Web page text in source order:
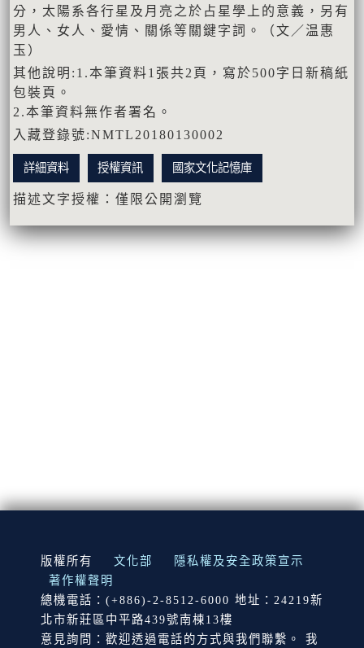
分，太陽系各行星及月亮之於占星學上的意義，另有
男人、女人、愛情、關係等關鍵字詞。（文／温惠
玉）
其他說明:1.本筆資料1張共2頁，寫於500字日新稿紙
包裝頁。
2.本筆資料無作者署名。
入藏登錄號:NMTL20180130002
詳細資料 授權資訊 國家文化記憶庫
描述文字授權：僅限公開瀏覽
:::
版權所有 文化部
隱私權及安全政策宣示
著作權聲明
總機電話：(+886)-2-8512-6000 地址：24219新
北市新莊區中平路439號南棟13樓
意見詢問：歡迎透過電話的方式與我們聯繫。 我